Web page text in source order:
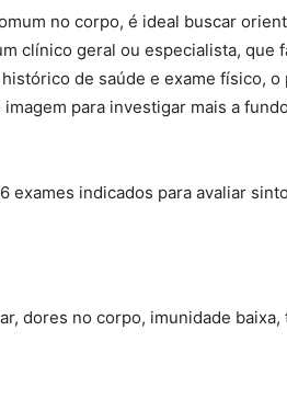
no corpo, é ideal buscar
clínico geral ou especialista, que
de saúde e exame físico,
para investigar mais a
exames indicados para avaliar
dores no corpo, imunidade